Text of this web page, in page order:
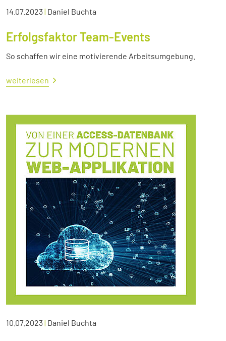
14.07.2023| Daniel Buchta
Erfolgsfaktor Team-Events
So schaffen wir eine motivierende Arbeitsumgebung.
weiterlesen
10.07.2023| Daniel Buchta